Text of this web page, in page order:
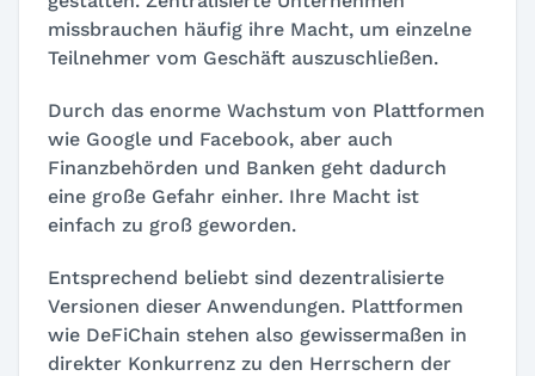
missbrauchen häufig ihre Macht, um einzelne
Teilnehmer vom Geschäft auszuschließen.
Durch das enorme Wachstum von Plattformen
wie Google und Facebook, aber auch
Finanzbehörden und Banken geht dadurch
eine große Gefahr einher. Ihre Macht ist
einfach zu groß geworden.
Entsprechend beliebt sind dezentralisierte
Versionen dieser Anwendungen. Plattformen
wie DeFiChain stehen also gewissermaßen in
direkter Konkurrenz zu den Herrschern der